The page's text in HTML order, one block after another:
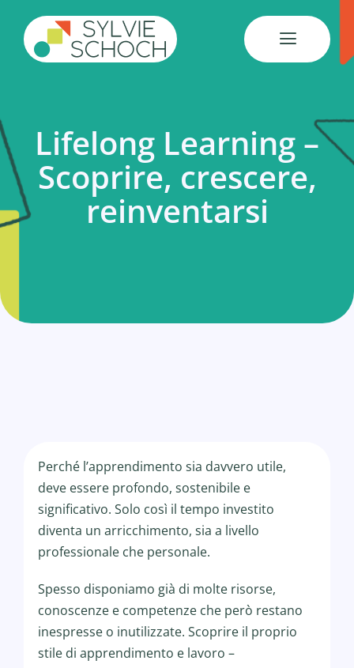
contenuto
Lifelong Learning –
Scoprire, crescere,
reinventarsi
Perché l’apprendimento sia davvero utile,
deve essere profondo, sostenibile e
significativo. Solo così il tempo investito
diventa un arricchimento, sia a livello
professionale che personale.
Spesso disponiamo già di molte risorse,
conoscenze e competenze che però restano
inespresse o inutilizzate. Scoprire il proprio
stile di apprendimento e lavoro –